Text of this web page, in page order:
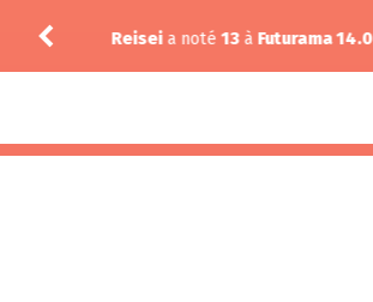
Reiseia noté 13à Futurama